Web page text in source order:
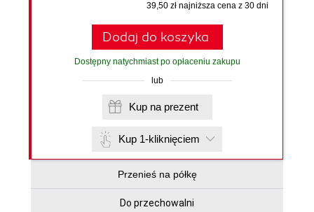
39,50 zł najniższa cena z 30 dni
Dodaj do koszyka
Dostępny natychmiast po opłaceniu zakupu
lub
Kup na prezent
Kup 1-kliknięciem
Przenieś na półkę
Do przechowalni